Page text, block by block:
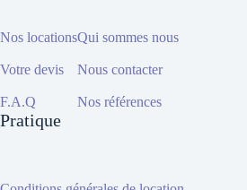
Nos locations
Votre devis
F.A.Q
Qui sommes nous
Nous contacter
Nos références
Pratique